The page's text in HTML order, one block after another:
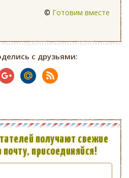
© Готовим вместе
с друзьями:
получают свежие
присоединяйся!